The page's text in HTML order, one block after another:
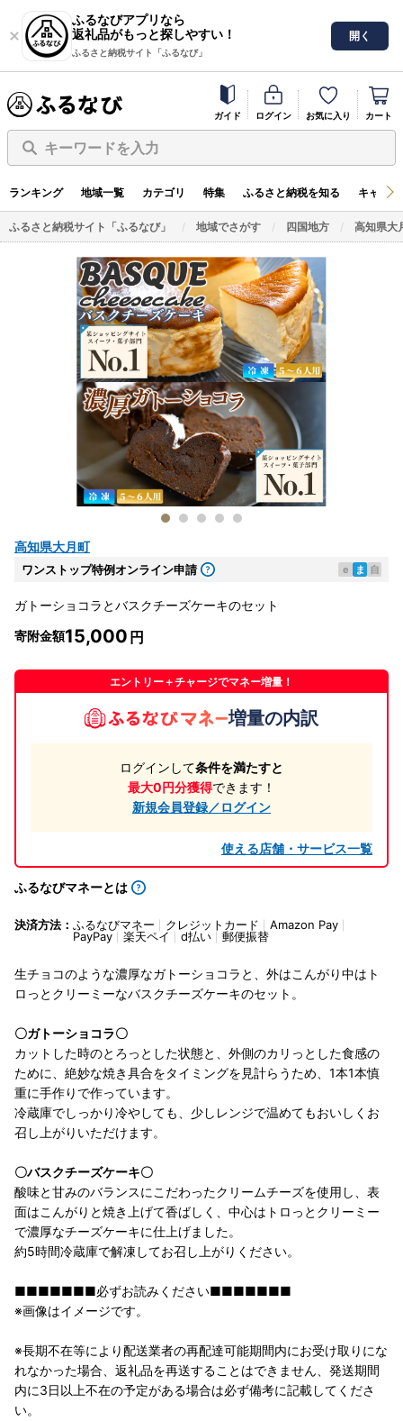
ふるなびアプリなら
返礼品がもっと探しやすい！
ふるさと納税サイト「ふるなび」
開く
ガイド ログイン お気に入り カート
キーワードを入力
ランキング 地域一覧 カテゴリ 特集 ふるさと納税を知る キャン
ふるさと納税サイト「ふるなび」 地域でさがす 四国地方 高知県大
高知県大月町
ワンストップ特例オンライン申請 e ま 自
ガトーショコラとバスクチーズケーキのセット
寄附金額15,000
エントリー＋チャージでマネー増量！
増量の内訳
ログインして条件を満たすと
最大0円分獲得できます！
新規会員登録／ログイン
使える店舗・サービス一覧
ふるなびマネーとは
決済方法： ふるなびマネー クレジットカード
Amazon Pay
PayPay
楽天ペイ d払い 郵便振替
生チョコのような濃厚なガトーショコラと、外はこんがり中はト
ロっとクリーミーなバスクチーズケーキのセット。
〇ガトーショコラ〇
カットした時のとろっとした状態と、外側のカリっとした食感の
ために、絶妙な焼き具合をタイミングを見計らうため、1本1本慎
重に手作りで作っています。
冷蔵庫でしっかり冷やしても、少しレンジで温めてもおいしくお
召し上がりいただけます。
〇バスクチーズケーキ〇
酸味と甘みのバランスにこだわったクリームチーズを使用し、表
面はこんがりと焼き上げて香ばしく、中心はトロっとクリーミー
で濃厚なチーズケーキに仕上げました。
約5時間冷蔵庫で解凍してお召し上がりください。
■■■■■■■必ずお読みください■■■■■■■
※画像はイメージです。
※長期不在等により配送業者の再配達可能期間内にお受け取りにな
れなかった場合、返礼品を再送することはできません、発送期間
内に3日以上不在の予定がある場合は必ず備考に記載してくださ
い。